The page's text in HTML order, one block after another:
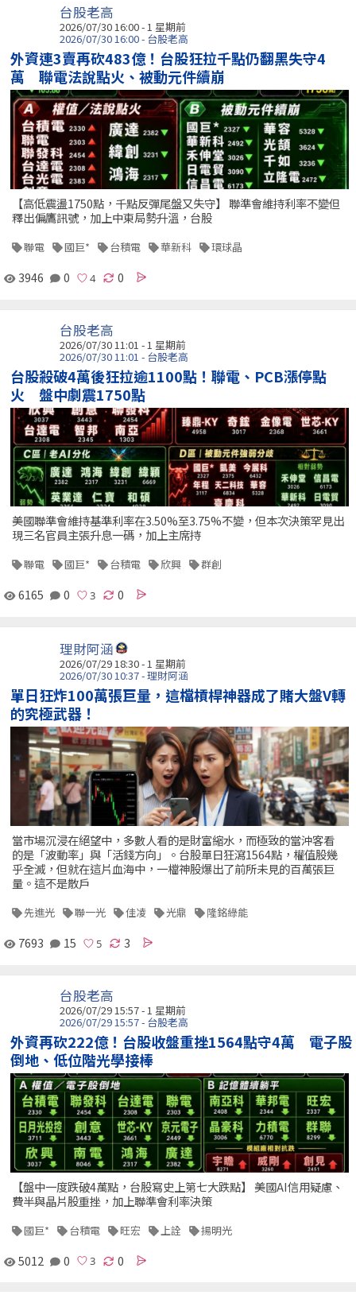
台股老高
2026/07/30 16:00 - 1 星期前
2026/07/30 16:00 - 台股老高
外資連3賣再砍483億！台股狂拉千點仍翻黑失守4
萬 聯電法說點火、被動元件續崩
【高低震盪1750點，千點反彈尾盤又失守】 聯準會維持利率不變但
釋出偏鷹訊號，加上中東局勢升溫，台股
聯電 國巨* 台積電 華新科 環球晶
3946 0 0
台股老高
2026/07/30 11:01 - 1 星期前
2026/07/30 11:01 - 台股老高
台股殺破4萬後狂拉逾1100點！聯電、PCB漲停點
火 盤中劇震1750點
美國聯準會維持基準利率在3.50%至3.75%不變，但本次決策罕見出
現三名官員主張升息一碼，加上主席持
聯電 國巨* 台積電 欣興 群創
6165 0 0
理財阿涵
2026/07/29 18:30 - 1 星期前
2026/07/30 10:37 - 理財阿涵
單日狂炸100萬張巨量，這檔槓桿神器成了賭大盤V轉
的究極武器！
當市場沉浸在絕望中，多數人看的是財富縮水，而極致的當沖客看
的是「波動率」與「活錢方向」。台股單日狂瀉1564點，權值股幾
乎全滅，但就在這片血海中，一檔神股爆出了前所未見的百萬張巨
量。這不是散戶
先進光 聯一光 佳凌 光鼎 隆銘綠能
7693 15 3
台股老高
2026/07/29 15:57 - 1 星期前
2026/07/29 15:57 - 台股老高
外資再砍222億！台股收盤重挫1564點守4萬 電子股
倒地、低位階光學接棒
【盤中一度跌破4萬點，台股寫史上第七大跌點】 美國AI信用疑慮、
費半與晶片股重挫，加上聯準會利率決策
國巨* 台積電 旺宏 上詮 揚明光
5012 0 0